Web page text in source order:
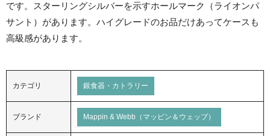
です。スターリングシルバーを示すホールマーク（ライオンパ
サント）があります。ハイグレードのお品だけあってケースも
高級感があります。
カテゴリ 銀食器・カトラリー
ブランド Mappin & Webb（マッピン＆ウェッブ）